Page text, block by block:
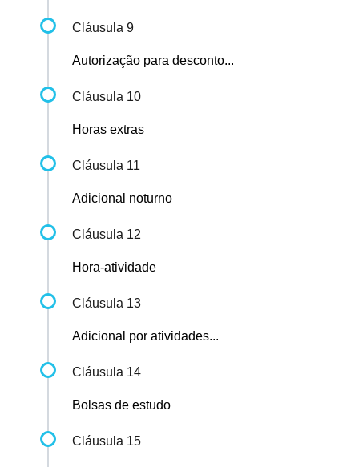
Cláusula 9
Autorização para desconto...
Cláusula 10
Horas extras
Cláusula 11
Adicional noturno
Cláusula 12
Hora-atividade
Cláusula 13
Adicional por atividades...
Cláusula 14
Bolsas de estudo
Cláusula 15